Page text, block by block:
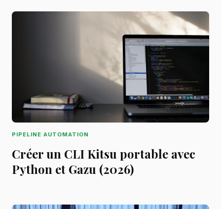
PIPELINE AUTOMATION
Créer un CLI Kitsu portable avec
Python et Gazu (2026)